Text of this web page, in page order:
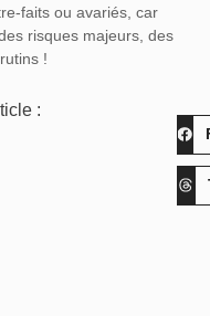
faits ou avariés, car
risques majeurs, des
!
: